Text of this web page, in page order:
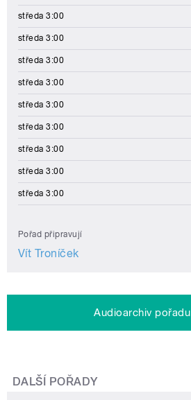
středa 3:00
středa 3:00
středa 3:00
středa 3:00
středa 3:00
středa 3:00
středa 3:00
středa 3:00
středa 3:00
Pořad připravují
Vít Troníček
Audioarchiv pořadu
DALŠÍ POŘADY